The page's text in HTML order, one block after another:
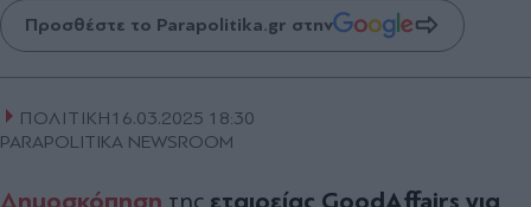
Προσθέστε το Parapolitika.gr στην
ΠΟΛΙΤΙΚΗ16.03.2025 18:30
PARAPOLITIKA NEWSROOM
της